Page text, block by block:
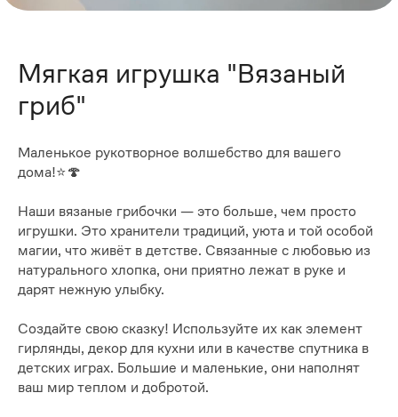
Мягкая игрушка "Вязаный
гриб"
Маленькое рукотворное волшебство для вашего
дома!⭐🍄
Наши вязаные грибочки — это больше, чем просто
игрушки. Это хранители традиций, уюта и той особой
магии, что живёт в детстве. Связанные с любовью из
натурального хлопка, они приятно лежат в руке и
дарят нежную улыбку.
Создайте свою сказку! Используйте их как элемент
гирлянды, декор для кухни или в качестве спутника в
детских играх. Большие и маленькие, они наполнят
ваш мир теплом и добротой.